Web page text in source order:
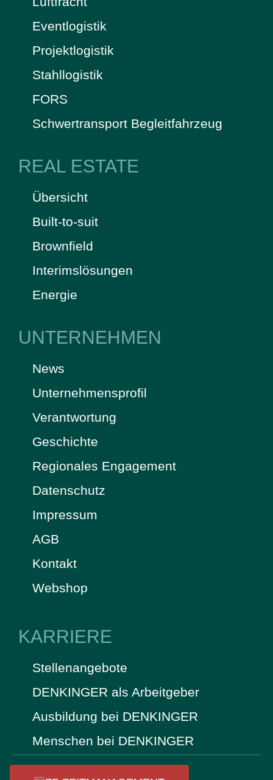
Eventlogistik
Projektlogistik
Stahllogistik
FORS
Schwertransport Begleitfahrzeug
REAL ESTATE
Übersicht
Built-to-suit
Brownfield
Interimslösungen
Energie
UNTERNEHMEN
News
Unternehmensprofil
Verantwortung
Geschichte
Regionales Engagement
Datenschutz
Impressum
AGB
Kontakt
Webshop
KARRIERE
Stellenangebote
DENKINGER als Arbeitgeber
Ausbildung bei DENKINGER
Menschen bei DENKINGER